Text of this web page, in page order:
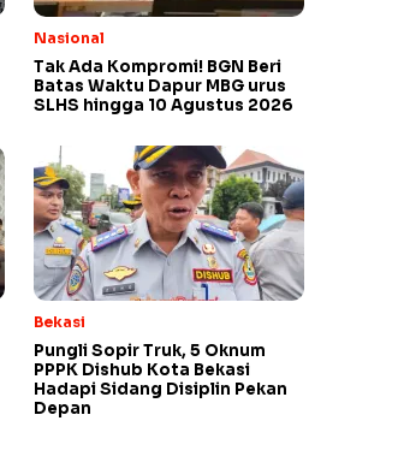
Nasional
Tak Ada Kompromi! BGN Beri
Batas Waktu Dapur MBG urus
SLHS hingga 10 Agustus 2026
Bekasi
Pungli Sopir Truk, 5 Oknum
PPPK Dishub Kota Bekasi
Hadapi Sidang Disiplin Pekan
Depan